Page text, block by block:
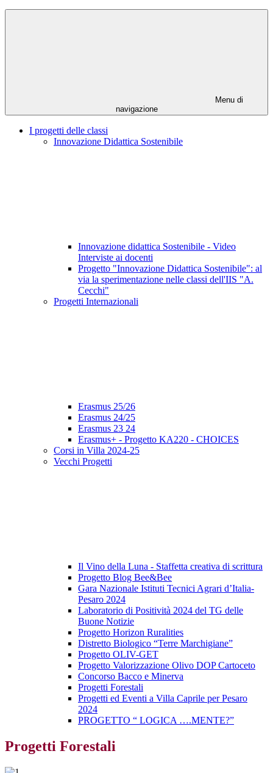
Menu di
navigazione
I progetti delle classi
Innovazione Didattica Sostenibile
Innovazione didattica Sostenibile - Video
Interviste ai docenti
Progetto "Innovazione Didattica Sostenibile": al
via la sperimentazione nelle classi dell'IIS "A.
Cecchi"
Progetti Internazionali
Erasmus 25/26
Erasmus 24/25
Erasmus 23 24
Erasmus+ - Progetto KA220 - CHOICES
Corsi in Villa 2024-25
Vecchi Progetti
Il Vino della Luna - Staffetta creativa di scrittura
Progetto Blog Bee&Bee
Gara Nazionale Istituti Tecnici Agrari d’Italia-
Pesaro 2024
Laboratorio di Positività 2024 del TG delle
Buone Notizie
Progetto Horizon Ruralities
Distretto Biologico “Terre Marchigiane”
Progetto OLIV-GET
Progetto Valorizzazione Olivo DOP Cartoceto
Concorso Bacco e Minerva
Progetti Forestali
Progetti ed Eventi a Villa Caprile per Pesaro
2024
PROGETTO “ LOGICA ….MENTE?”
Progetti Forestali